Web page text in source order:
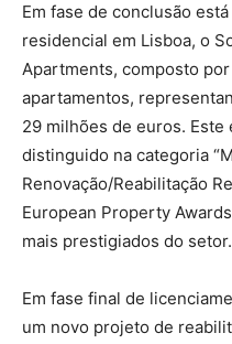
Em fase de conclusão
residencial em Lisboa, o
Apartments, composto
apartamentos,
29 milhões de euros.
distinguido na categoria
Renovação/Reabilitação
European Property
mais prestigiados do setor.
Em fase final de
um novo projeto de